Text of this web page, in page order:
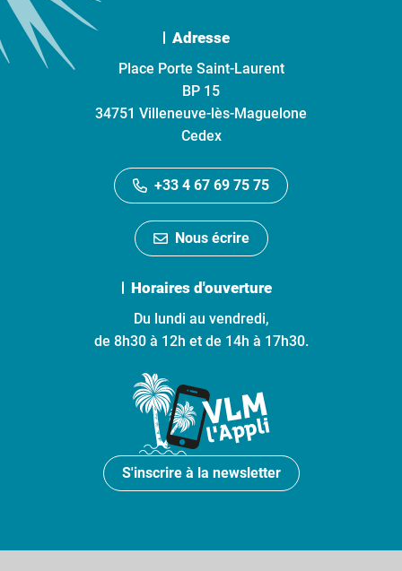
Adresse
Place Porte Saint-Laurent
BP 15
34751 Villeneuve-lès-Maguelone
Cedex
+33 4 67 69 75 75
Nous écrire
Horaires d'ouverture
Du lundi au vendredi,
de 8h30 à 12h et de 14h à 17h30.
S'inscrire à la newsletter